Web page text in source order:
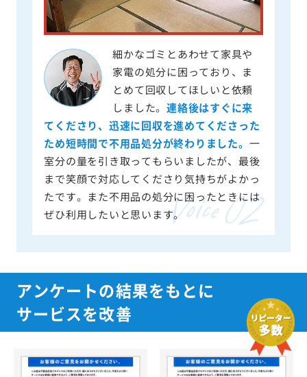
細かなゴミとあわせて家具や
家電の処分に困っており、ま
とめて回収してほしいと依頼
しました。連絡後はすぐに来
てくださり、迅速に回収を進めてくださった
ため短時間で不用品処分が終わりました。 一
室分の量を引き取ってもらいましたが、最後
まで笑顔で対応してくださり気持ちがよかっ
たです。また不用品の処分に困ったときには
ぜひ利用したいと思います。
アンケートの結果をもとに
サービスを改善